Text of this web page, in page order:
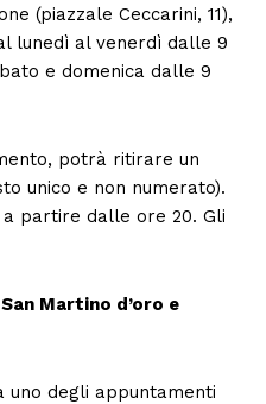
(piazzale Ceccarini, 11),
lunedì al venerdì dalle 9
e domenica dalle 9
potrà ritirare un
unico e non numerato).
a partire dalle ore 20. Gli
Martino d’oro e
uno degli appuntamenti